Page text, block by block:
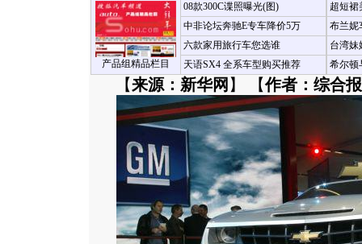
产品组精品栏目
08款300C谍照曝光(图)
中非论坛奔驰E专车降价5万
六款家用旅行车您选谁
天语SX4 全系车型购买推荐
超短裙
布兰妮
台湾妹
希尔顿
【来源：新华网 】 【作者：综合